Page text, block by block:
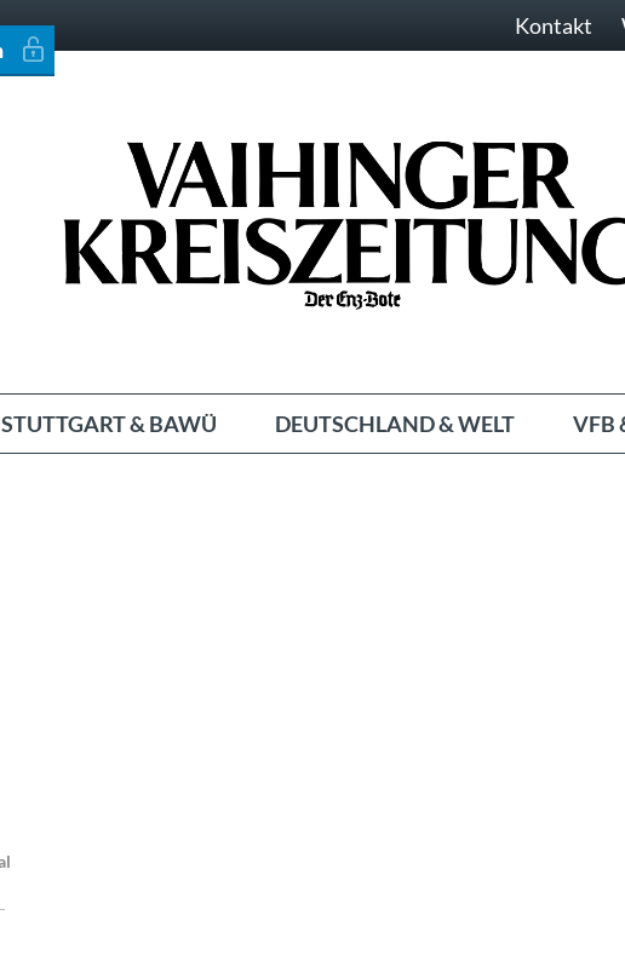
Kontakt
STUTTGART & BAWÜ DEUTSCHLAND & WELT VFB